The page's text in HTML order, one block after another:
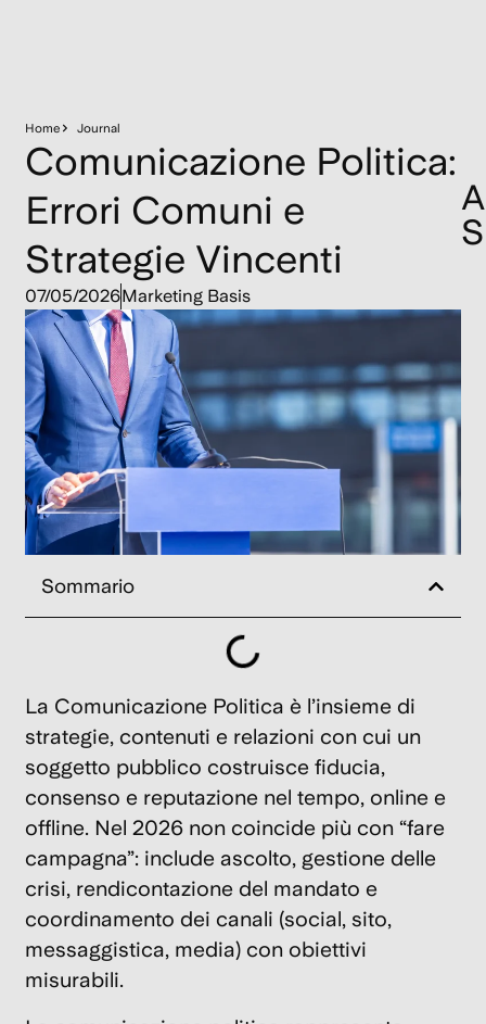
Home Journal
Comunicazione Politica:
Errori Comuni e
Strategie Vincenti
07/05/2026Marketing Basis
Sommario
La Comunicazione Politica è l’insieme di
strategie, contenuti e relazioni con cui un
soggetto pubblico costruisce fiducia,
consenso e reputazione nel tempo, online e
offline. Nel 2026 non coincide più con “fare
campagna”: include ascolto, gestione delle
crisi, rendicontazione del mandato e
coordinamento dei canali (social, sito,
messaggistica, media) con obiettivi
misurabili.